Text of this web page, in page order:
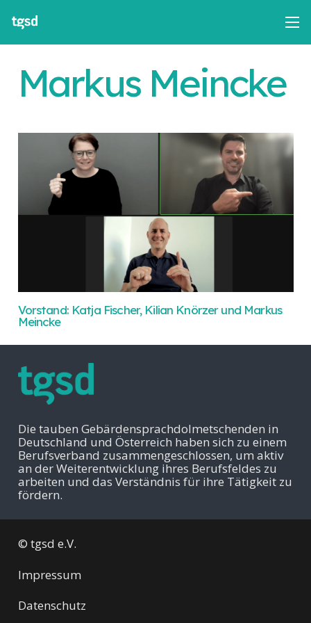
Markus Meincke
Vorstand: Katja Fischer, Kilian Knörzer und Markus
Meincke
Die tauben Gebärdensprachdolmetschenden in
Deutschland und Österreich haben sich zu einem
Berufsverband zusammengeschlossen, um aktiv
an der Weiterentwicklung ihres Berufsfeldes zu
arbeiten und das Verständnis für ihre Tätigkeit zu
fördern.
© tgsd e.V.
Impressum
Datenschutz